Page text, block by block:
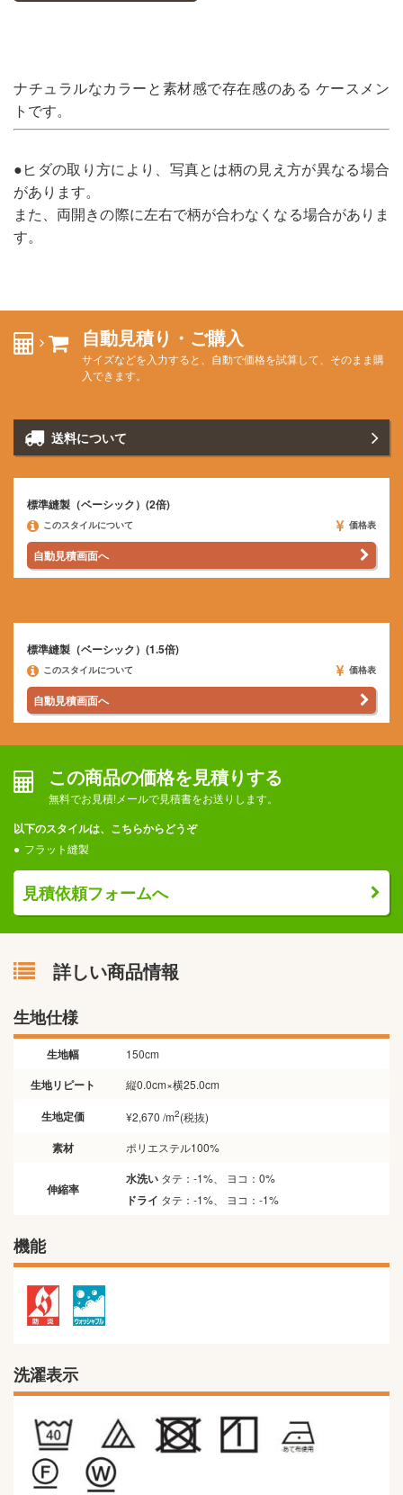
ナチュラルなカラーと素材感で存在感のある ケースメン
トです。
●ヒダの取り方により、写真とは柄の見え方が異なる場合
があります。
また、両開きの際に左右で柄が合わなくなる場合がありま
す。
自動見積り・ご購入
サイズなどを入力すると、自動で価格を試算して、そのまま購
入できます。
送料について
標準縫製（ベーシック）(2倍)
価格表
このスタイルについて
自動見積画面へ
標準縫製（ベーシック）(1.5倍)
価格表
このスタイルについて
自動見積画面へ
この商品の価格を見積りする
無料でお見積!メールで見積書をお送りします。
以下のスタイルは、こちらからどうぞ
フラット縫製
見積依頼フォームへ
詳しい商品情報
生地仕様
生地幅 150cm
生地リピート 縦0.0cm×横25.0cm
生地定価 ¥2,670 /m2(税抜)
素材 ポリエステル100%
伸縮率
水洗い タテ：-1%、 ヨコ：0%
ドライ タテ：-1%、 ヨコ：-1%
機能
洗濯表示